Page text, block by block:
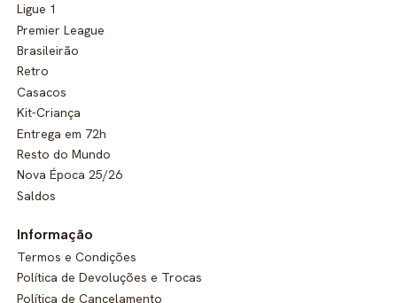
Ligue 1
Premier League
Brasileirão
Retro
Casacos
Kit-Criança
Entrega em 72h
Resto do Mundo
Nova Época 25/26
Saldos
Informação
Termos e Condições
Política de Devoluções e Trocas
Política de Cancelamento